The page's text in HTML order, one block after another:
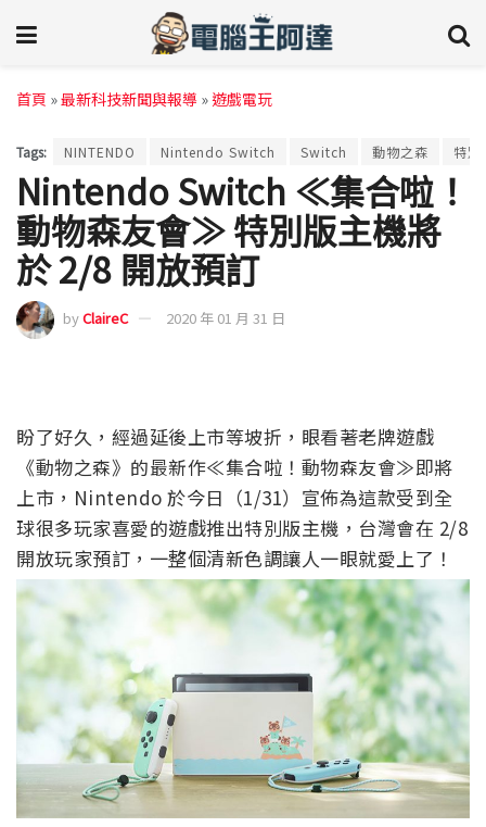
首頁 »最新科技新聞與報導 »遊戲電玩
Tags: NINTENDO Nintendo Switch Switch 動物之森 特別
Nintendo Switch ≪集合啦！
動物森友會≫ 特別版主機將
於 2/8 開放預訂
byClaireC 2020 年 01 月 31 日
盼了好久，經過延後上市等坡折，眼看著老牌遊戲
《動物之森》的最新作≪集合啦！動物森友會≫即將
上市，Nintendo 於今日（1/31）宣佈為這款受到全
球很多玩家喜愛的遊戲推出特別版主機，台灣會在 2/8
開放玩家預訂，一整個清新色調讓人一眼就愛上了！